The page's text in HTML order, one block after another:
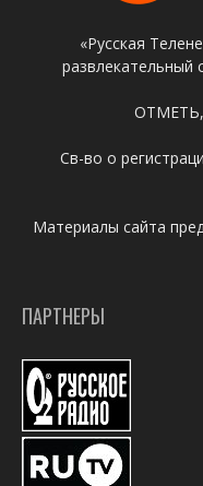
«Русская
развлекательный
Св-во о
Материалы сайта
ПАРТНЕРЫ